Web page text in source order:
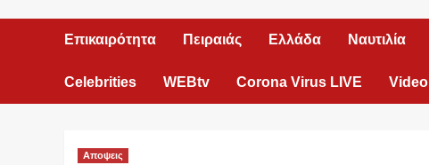
Επικαιρότητα Πειραιάς Ελλάδα Ναυτιλία
Celebrities WEBtv Corona Virus LIVE Video
Αποψεις